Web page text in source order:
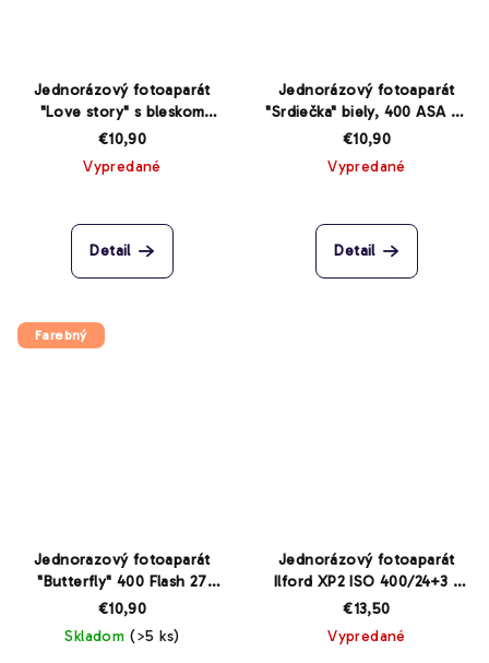
Jednorázový fotoaparát
"Love story" s bleskom
400/27
€10,90
Vypredané
Detail
Jednorázový fotoaparát
"Srdiečka" biely, 400 ASA 27
snímok s bleskom
€10,90
Vypredané
Detail
Farebný
Jednorazový fotoaparát
"Butterfly" 400 Flash 27
snímok
€10,90
Skladom (>5 ks)
Jednorázový fotoaparát
Ilford XP2 ISO 400/24+3 s
bleskom exp. 07/2025
€13,50
Vypredané